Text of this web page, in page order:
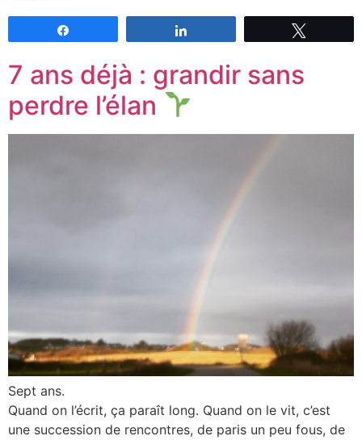
7 ans déjà : grandir sans
perdre l’élan
Sept ans.
Quand on l’écrit, ça paraît long. Quand on le vit, c’est
une succession de rencontres, de paris un peu fous, de